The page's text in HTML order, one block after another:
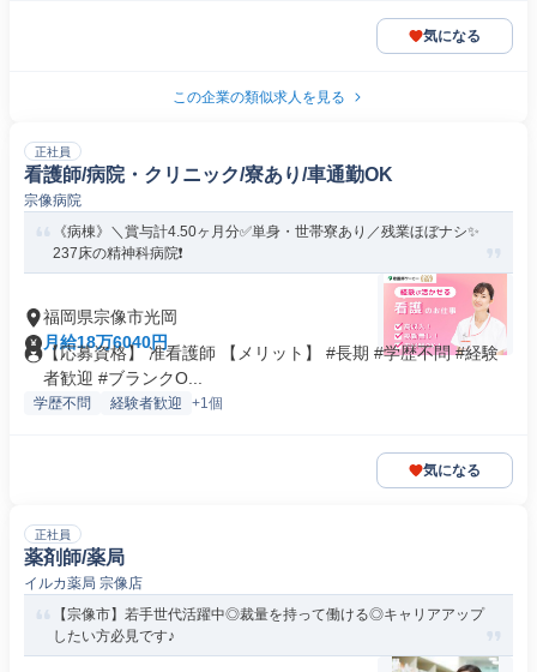
気になる
この企業の類似求人を見る
正社員
看護師/病院・クリニック/寮あり/車通勤OK
宗像病院
《病棟》＼賞与計4.50ヶ月分✅単身・世帯寮あり／残業ほぼナシ✨
237床の精神科病院❗️
福岡県宗像市光岡
月給18万6040円
【応募資格】 准看護師 【メリット】 #長期 #学歴不問 #経験
者歓迎 #ブランクO...
学歴不問 経験者歓迎 +1個
気になる
正社員
薬剤師/薬局
イルカ薬局 宗像店
【宗像市】若手世代活躍中◎裁量を持って働ける◎キャリアアップ
したい方必見です♪